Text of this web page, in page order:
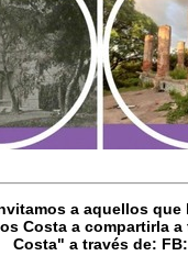
a aquellos
Costa a compartirla
Costa" a través de: FB: